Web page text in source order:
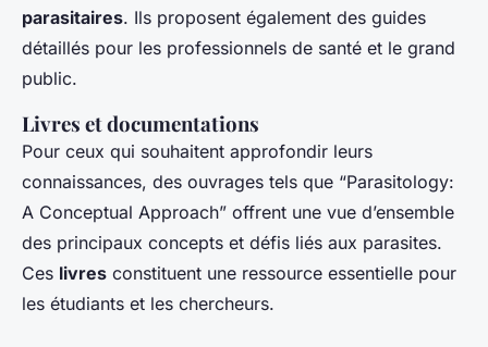
parasitaires. Ils proposent également des guides
détaillés pour les professionnels de santé et le grand
public.
Livres et documentations
Pour ceux qui souhaitent approfondir leurs
connaissances, des ouvrages tels que “Parasitology:
A Conceptual Approach” offrent une vue d’ensemble
des principaux concepts et défis liés aux parasites.
Ces livres constituent une ressource essentielle pour
les étudiants et les chercheurs.